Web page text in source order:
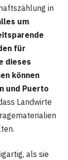
in
um
für
dieses
können
und Puerto
Landwirte
als sie